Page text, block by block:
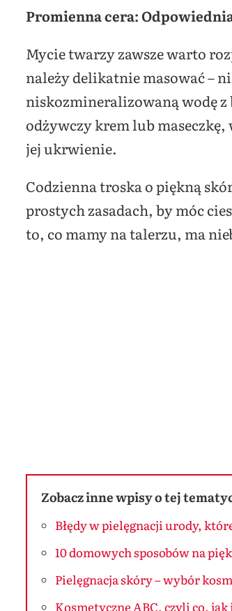
Promienna cera:
Mycie twarzy zawsze warto
należy delikatnie masować –
niskozmineralizowaną wodę z
odżywczy krem lub
jej ukrwienie.
Codzienna troska o piękną
prostych zasadach, by móc
to, co mamy na talerzu, ma
Zobacz inne wpisy o tej
Błędy w pielęgnacji urody,
10 domowych sposobów na
Pielęgnacja skóry – wybór
Kosmetyczne ABC, czyli co, jak